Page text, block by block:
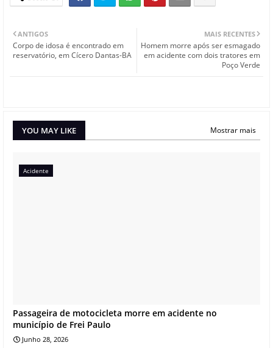
MAIS RECENTES
Homem morre após ser esmagado
em acidente com dois tratores em
Poço Verde
ANTIGOS
Corpo de idosa é encontrado em
reservatório, em Cícero Dantas-BA
YOU MAY LIKE Mostrar mais
Acidente
Passageira de motocicleta morre em acidente no
município de Frei Paulo
Junho 28, 2026